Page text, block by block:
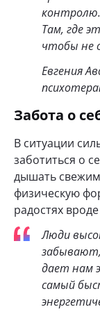
контролю.
Там, где
чтобы не
Евгения
Забота о
В ситуации
заботиться о
дышать
физическую
радостях
Люди
дает нам
самый